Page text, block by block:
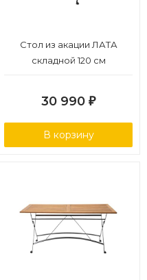
Стол из акации ЛАТА
складной 120 см
30 990 ₽
В корзину